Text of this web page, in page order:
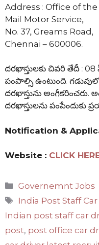
Address : Office of
Mail Motor Service,
No. 37, Greams Road,
Chennai – 600006.
దరఖాస్తులకు చివరి తేదీ :
పంపాల్సి ఉంటుంది.
దరఖాస్తును అంగీకరించరు.
దరఖాస్తులను పంపేందుకు
Notification &
Website : CLICK
Categories
Governemnt Jobs
Tags
India Post Staff
Indian post staff car
post, post office car